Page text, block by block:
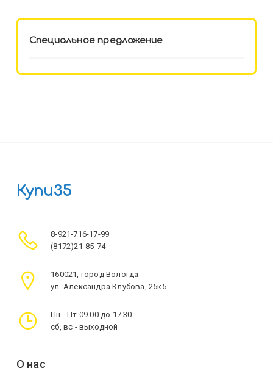
Специальное предложение
Купи35
8-921-716-17-99
(8172)21-85-74
160021, город Вологда
ул. Александра Клубова, 25к5
Пн - Пт 09.00 до 17.30
сб, вс - выходной
О нас